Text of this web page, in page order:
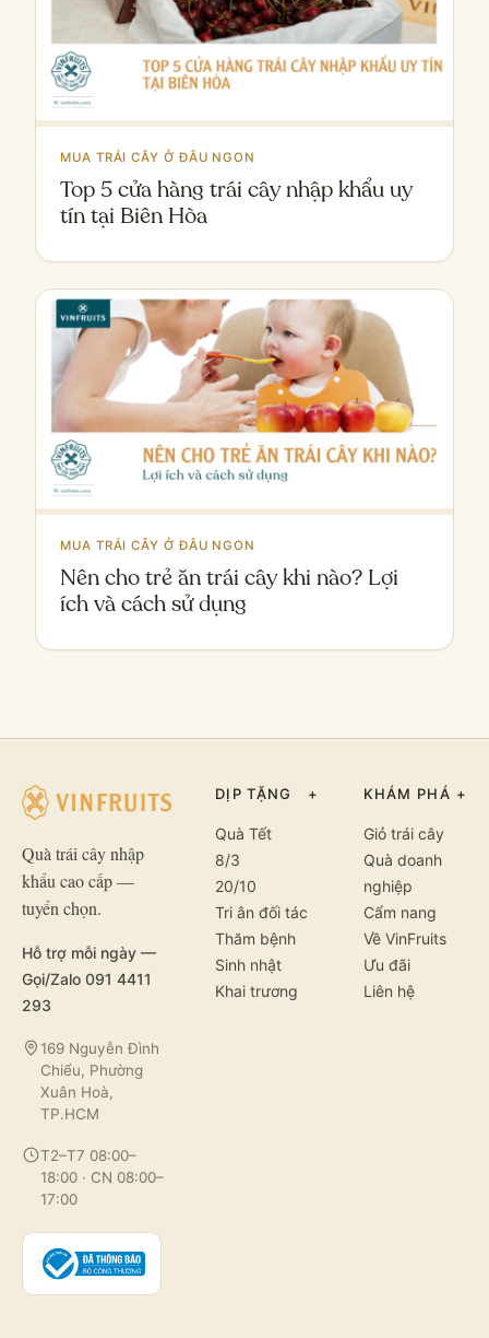
MUA TRÁI CÂY Ở ĐÂU NGON
Top 5 cửa hàng trái cây nhập khẩu uy
tín tại Biên Hòa
MUA TRÁI CÂY Ở ĐÂU NGON
Nên cho trẻ ăn trái cây khi nào? Lợi
ích và cách sử dụng
Quà trái cây nhập
khẩu cao cấp —
tuyển chọn.
Hỗ trợ mỗi ngày —
Gọi/Zalo 091 4411
293
169 Nguyễn Đình
Chiểu, Phường
Xuân Hoà,
TP.HCM
T2–T7 08:00–
18:00 · CN 08:00–
17:00
DỊP TẶNG +
Quà Tết
8/3
20/10
Tri ân đối tác
Thăm bệnh
Sinh nhật
Khai trương
KHÁM PHÁ +
Giỏ trái cây
Quà doanh
nghiệp
Cẩm nang
Về VinFruits
Ưu đãi
Liên hệ